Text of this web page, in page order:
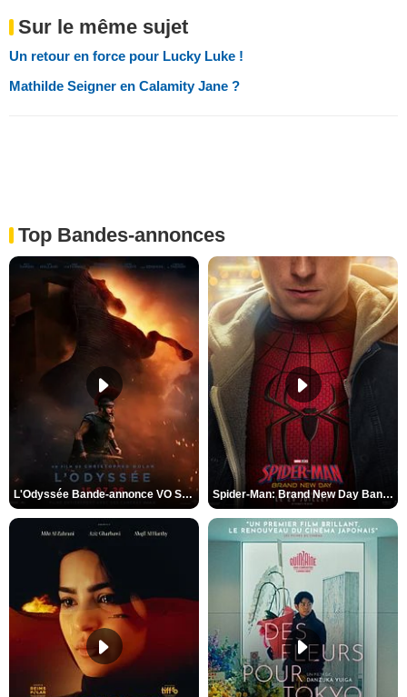
Sur le même sujet
Un retour en force pour Lucky Luke !
Mathilde Seigner en Calamity Jane ?
Top Bandes-annonces
L'Odyssée Bande-annonce VO STFR Spider-Man: Brand New Day Bande-annonce VO STFR